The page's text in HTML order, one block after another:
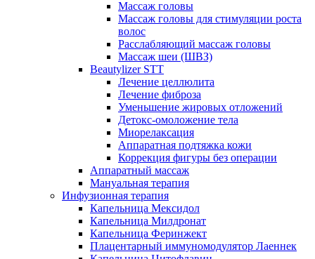
Массаж головы
Массаж головы для стимуляции роста
волос
Расслабляющий массаж головы
Массаж шеи (ШВЗ)
Beautylizer STT
Лечение целлюлита
Лечение фиброза
Уменьшение жировых отложений
Детокс-омоложение тела
Миорелаксация
Аппаратная подтяжка кожи
Коррекция фигуры без операции
Аппаратный массаж
Мануальная терапия
Инфузионная терапия
Капельница Мексидол
Капельница Милдронат
Капельница Феринжект
Плацентарный иммуномодулятор Лаеннек